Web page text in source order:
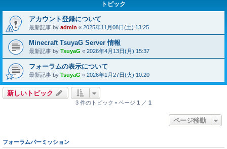
トピック
アカウント登録について
最新記事 by admin « 2025年11月08日(土) 13:25
Minecraft TsuyaG Server 情報
最新記事 by TsuyaG « 2026年4月13日(月) 15:37
フォーラムの表示について
最新記事 by TsuyaG « 2026年1月27日(火) 10:20
新しいトピック
3 件のトピック • ページ 1 ／ 1
ページ移動
フォーラムパーミッション